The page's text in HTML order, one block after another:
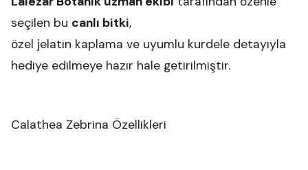
seçilen bu canlı bitki,
özel jelatin kaplama ve uyumlu kurdele detayıyla
hediye edilmeye hazır hale getirilmiştir.
Calathea Zebrina Özellikleri